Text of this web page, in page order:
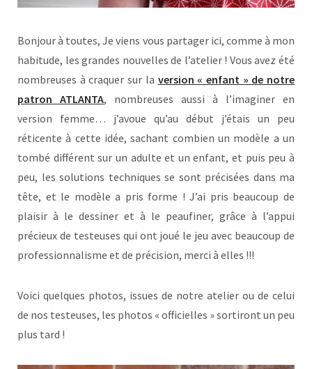
Bonjour à toutes, Je viens vous partager ici, comme à mon
habitude, les grandes nouvelles de l’atelier ! Vous avez été
nombreuses à craquer sur la version « enfant » de notre
patron ATLANTA, nombreuses aussi à l’imaginer en
version femme… j’avoue qu’au début j’étais un peu
réticente à cette idée, sachant combien un modèle a un
tombé différent sur un adulte et un enfant, et puis peu à
peu, les solutions techniques se sont précisées dans ma
tête, et le modèle a pris forme ! J’ai pris beaucoup de
plaisir à le dessiner et à le peaufiner, grâce à l’appui
précieux de testeuses qui ont joué le jeu avec beaucoup de
professionnalisme et de précision, merci à elles !!!
Voici quelques photos, issues de notre atelier ou de celui
de nos testeuses, les photos « officielles » sortiront un peu
plus tard !